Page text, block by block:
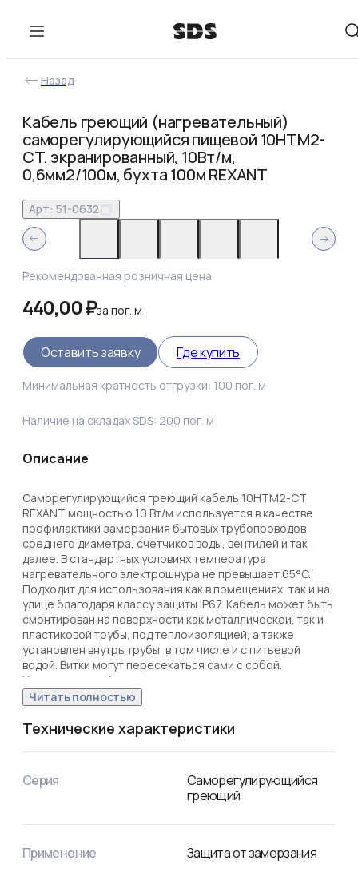
Назад
Кабель греющий (нагревательный)
саморегулирующийся пищевой 10HTM2-
CT, экранированный, 10Вт/м,
0,6мм2/100м, бухта 100м REXANT
Арт: 51-0632
Рекомендованная розничная цена
440,00 ₽запог. м
Оставить заявку Где купить
Минимальная кратность отгрузки: 100 пог. м
Наличие на складах SDS: 200 пог. м
Описание
Саморегулирующийся греющий кабель 10HTM2-CT
REXANT мощностью 10 Вт/м используется в качестве
профилактики замерзания бытовых трубопроводов
среднего диаметра, счетчиков воды, вентилей и так
далее. В стандартных условиях температура
нагревательного электрошнура не превышает 65°C.
Подходит для использования как в помещениях, так и на
улице благодаря классу защиты IP67. Кабель может быть
смонтирован на поверхности как металлической, так и
пластиковой трубы, под теплоизоляцией, а также
установлен внутрь трубы, в том числе и с питьевой
водой. Витки могут пересекаться сами с собой.
Установка в трубу осуществляется с помощью
комплекта для ввода кабеля (арт. 51-0610-1 или 51-0610-
2). При монтаже на поверхности трубы внахлест
необходимо отслеживать минимальный радиус изгиба
Читать полностью
Технические характеристики
Серия
Саморегулирующийся
греющий
Применение Защита от замерзания